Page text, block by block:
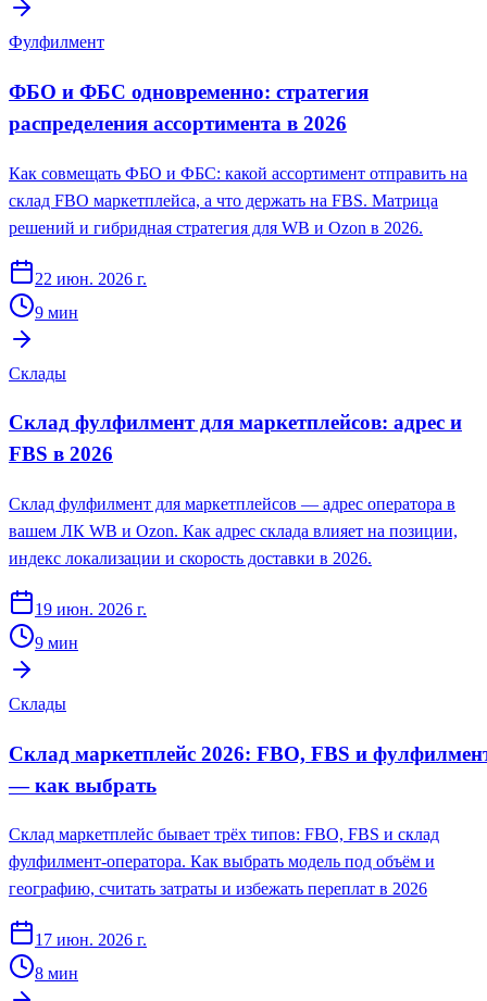
Фулфилмент
ФБО и ФБС одновременно: стратегия
распределения ассортимента в 2026
Как совмещать ФБО и ФБС: какой ассортимент отправить на
склад FBO маркетплейса, а что держать на FBS. Матрица
решений и гибридная стратегия для WB и Ozon в 2026.
22 июн. 2026 г.
9 мин
Склады
Склад фулфилмент для маркетплейсов: адрес и
FBS в 2026
Склад фулфилмент для маркетплейсов — адрес оператора в
вашем ЛК WB и Ozon. Как адрес склада влияет на позиции,
индекс локализации и скорость доставки в 2026.
19 июн. 2026 г.
9 мин
Склады
Склад маркетплейс 2026: FBO, FBS и
— как выбрать
Склад маркетплейс бывает трёх типов: FBO, FBS и склад
фулфилмент-оператора. Как выбрать модель под объём и
географию, считать затраты и избежать переплат в 2026
17 июн. 2026 г.
8 мин